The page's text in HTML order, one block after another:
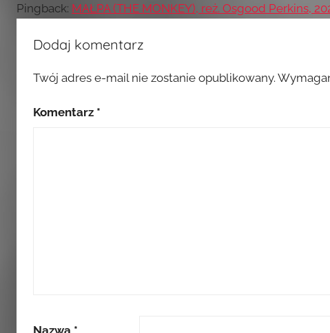
Pingback: MAŁPA (THE MONKEY), reż. Osgood Perkins,
Dodaj komentarz
Twój adres e-mail nie zostanie opublikowany.
Komentarz *
Nazwa *